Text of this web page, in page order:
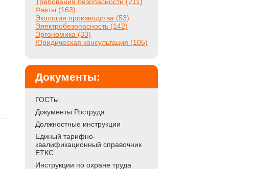
Факты (163)
Экология производства (53)
Электробезопасность (142)
Эргономика (33)
Юридическая консультация (105)
Документы:
ГОСТы
Документы Роструда
Должностные инструкции
Единый тарифно-
квалификационный справочник
ЕТКС
Инструкции по охране труда